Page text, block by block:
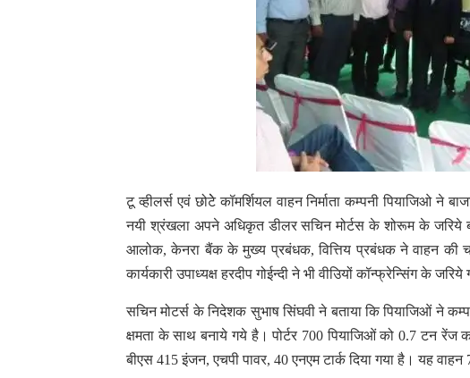
टू व्हीलर्स एवं छोटेे कॉमर्शियल वाहन निर्माता कम्पनी पियाजिओ ने
नयी श्रंखला अपने अधिकृत डीलर सचिन मोर्टस के शोरूम के जरिये
आलोक, केनरा बैंक के मुख्य प्रबंधक, वित्तिय प्रबंधक ने वाहन की
कार्यकारी उपाध्यक्ष हरदीप गोईन्दी ने भी वीउियों कॉन्फ्रेन्सिंग के
सचिन मोटर्स के निदेशक सुभाष सिंघवी ने बताया कि पियाजिओं ने
क्षमता के साथ बनाये गये है। पोर्टर 700 पियाजिओं को 0.7 टन
बीएस 415 इंजन, एचपी पावर, 40 एनएम टार्क दिया गया है। यह